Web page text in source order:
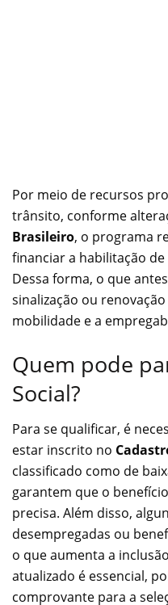
Por meio de recursos
trânsito, conforme
Brasileiro, o programa
financiar a habilitação
Dessa forma, o que
sinalização ou
mobilidade e a
Quem pode
Social?
Para se qualificar, é
estar inscrito no
classificado como de
garantem que o
precisa. Além disso,
desempregadas ou
o que aumenta a
atualizado é essencial,
comprovante para a